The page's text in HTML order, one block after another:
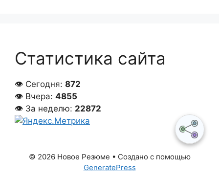
Статистика сайта
👁 Сегодня: 872
👁 Вчера: 4855
👁 За неделю: 22872
© 2026 Новое Резюме • Создано с помощью
GeneratePress